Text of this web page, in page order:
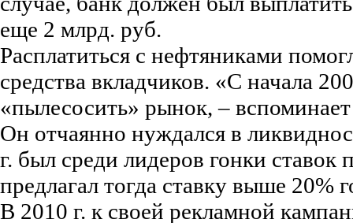
еще 2 млрд. руб.
Расплатиться с нефтяниками
средства вкладчиков. «С начала
«пылесосить» рынок, –
Он отчаянно нуждался в
г. был среди лидеров гонки ставок
предлагал тогда ставку выше 20%
В 2010 г. к своей рекламной